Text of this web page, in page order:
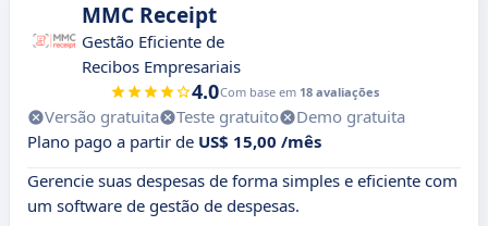
MMC Receipt
Gestão Eficiente de
Recibos Empresariais
4.0Com base em 18 avaliações
Versão gratuita Teste gratuito
Demo gratuita
Plano pago a partir de US$ 15,00 /mês
Gerencie suas despesas de forma simples e eficiente com
um software de gestão de despesas.